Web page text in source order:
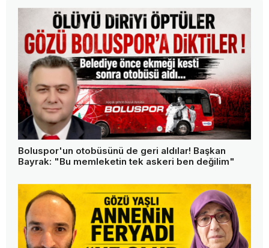
Boluspor'un otobüsünü de geri aldılar! Başkan
Bayrak: "Bu memleketin tek askeri ben değilim"